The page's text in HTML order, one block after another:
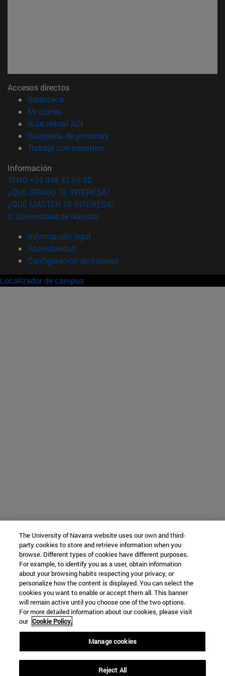
Accesos directos
Biblioteca
Mi correo(abre en nueva ventana)
Aula virtual ADI
Búsqueda de personas(abre en nueva ventana)
Trabaja con nosotros(abre en nueva ventana)
Información
TFNO +34 948 42 56 00
¿QUÉ GRADO TE INTERESA?
¿QUÉ MÁSTER TE INTERESA?
© Universidad de Navarra
Información legal
Accesibilidad
Configuración de cookies
Localizador de campus
The University of Navarra website uses our own and third-
party cookies to store and retrieve information when you
browse. Different types of cookies have different purposes.
For example, to identify you as a user, obtain information
about your browsing habits respecting your privacy, or
personalize how the content is displayed. You can select the
cookies you want to enable or accept them all. This banner
will remain active until you choose one of the two options.
For more detailed information about our cookies, please visit
our Cookie Policy.
Manage cookies
Reject All